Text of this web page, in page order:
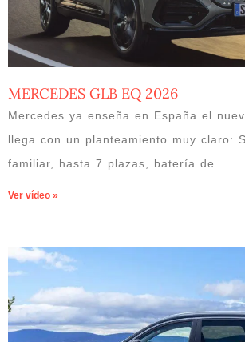
MERCEDES GLB EQ 2026
Mercedes ya enseña en España el
llega con un planteamiento muy claro:
familiar, hasta 7 plazas, batería de
Ver vídeo »